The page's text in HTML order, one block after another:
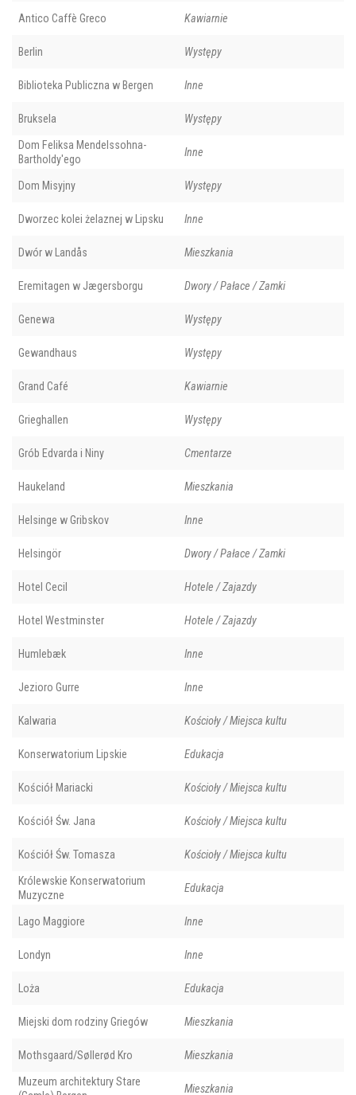
Antico Caffè Greco Kawiarnie
Berlin Występy
Biblioteka Publiczna w Bergen Inne
Bruksela Występy
Dom Feliksa Mendelssohna-
Bartholdy'ego
Inne
Dom Misyjny Występy
Dworzec kolei żelaznej w Lipsku Inne
Dwór w Landås Mieszkania
Eremitagen w Jægersborgu Dwory / Pałace / Zamki
Genewa Występy
Gewandhaus Występy
Grand Café Kawiarnie
Grieghallen Występy
Grób Edvarda i Niny Cmentarze
Haukeland Mieszkania
Helsinge w Gribskov Inne
Helsingör Dwory / Pałace / Zamki
Hotel Cecil Hotele / Zajazdy
Hotel Westminster Hotele / Zajazdy
Humlebæk Inne
Jezioro Gurre Inne
Kalwaria Kościoły / Miejsca kultu
Konserwatorium Lipskie Edukacja
Kościół Mariacki Kościoły / Miejsca kultu
Kościół Św. Jana Kościoły / Miejsca kultu
Kościół Św. Tomasza Kościoły / Miejsca kultu
Królewskie Konserwatorium
Muzyczne
Edukacja
Lago Maggiore Inne
Londyn Inne
Loża Edukacja
Miejski dom rodziny Griegów Mieszkania
Mothsgaard/Søllerød Kro Mieszkania
Muzeum architektury Stare
Mieszkania